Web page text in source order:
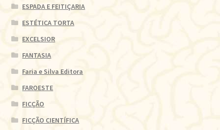
ESPADA E FEITIÇARIA
ESTÉTICA TORTA
EXCELSIOR
FANTASIA
Faria e Silva Editora
FAROESTE
FICÇÃO
FICÇÃO CIENTÍFICA